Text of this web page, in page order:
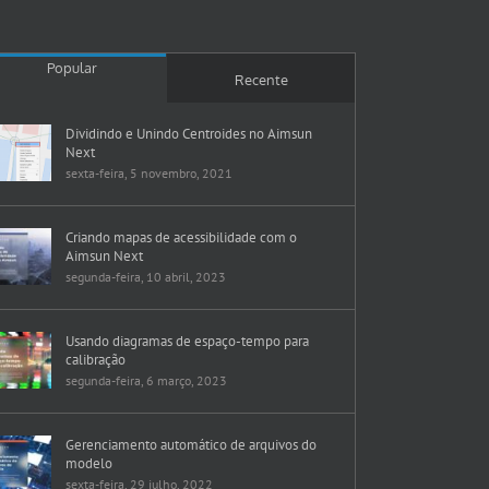
Popular
Recente
Dividindo e Unindo Centroides no Aimsun
Next
sexta-feira, 5 novembro, 2021
Criando mapas de acessibilidade com o
Aimsun Next
segunda-feira, 10 abril, 2023
Usando diagramas de espaço-tempo para
calibração
segunda-feira, 6 março, 2023
Gerenciamento automático de arquivos do
modelo
sexta-feira, 29 julho, 2022